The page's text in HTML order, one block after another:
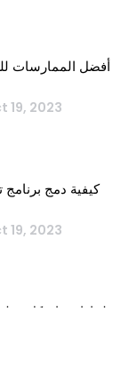
أفضل الممارسات
19, 2023
كيفية دمج
19, 2023
لماذا يحتاج كل